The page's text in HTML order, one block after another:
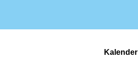
Kalender